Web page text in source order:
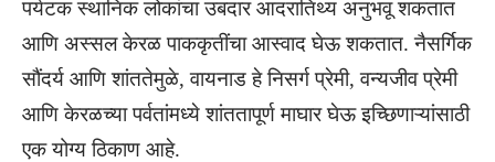
पर्यटक स्थानिक लोकांचा उबदार आदरातिथ्य अनुभवू शकतात
आणि अस्सल केरळ पाककृतींचा आस्वाद घेऊ शकतात. नैसर्गिक
सौंदर्य आणि शांततेमुळे, वायनाड हे निसर्ग प्रेमी, वन्यजीव प्रेमी
आणि केरळच्या पर्वतांमध्ये शांततापूर्ण माघार घेऊ इच्छिणाऱ्यांसाठी
एक योग्य ठिकाण आहे.